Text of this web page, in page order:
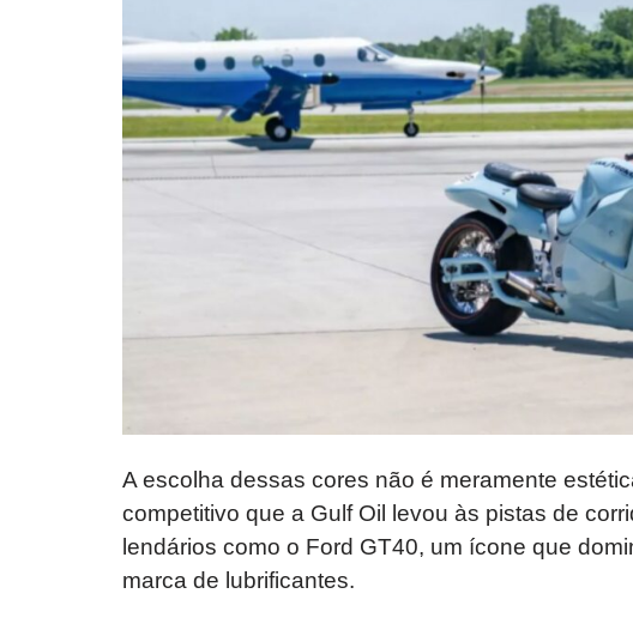
A escolha dessas cores não é meramente
competitivo que a Gulf Oil levou às pistas de
lendários como o Ford GT40, um ícone que
marca de lubrificantes.